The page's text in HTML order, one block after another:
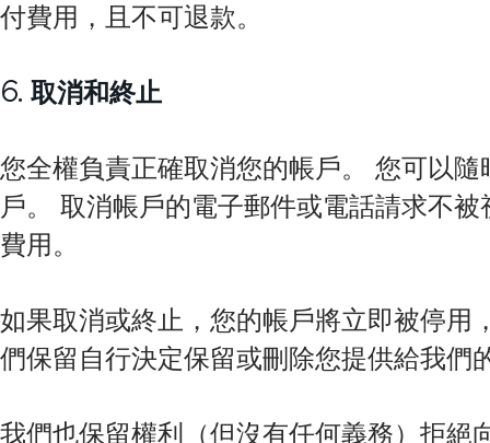
付費用，且不可退款。
6. 取消和終止
您全權負責正確取消您的帳戶。 您可以
戶。 取消帳戶的電子郵件或電話請求不
費用。
如果取消或終止，您的帳戶將立即被停用
們保留自行決定保留或刪除您提供給我們
我們也保留權利（但沒有任何義務）拒絕